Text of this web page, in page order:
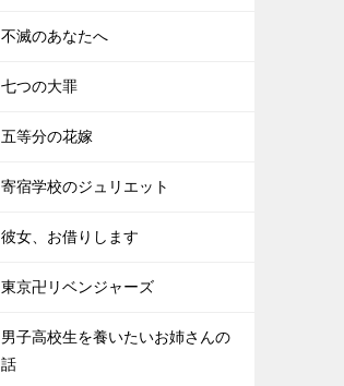
不滅のあなたへ
七つの大罪
五等分の花嫁
寄宿学校のジュリエット
彼女、お借りします
東京卍リベンジャーズ
男子高校生を養いたいお姉さんの
話